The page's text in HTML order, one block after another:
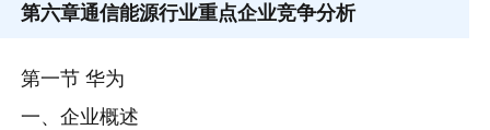
第六章通信能源行业重点企业竞争分析
第一节 华为
一、企业概述